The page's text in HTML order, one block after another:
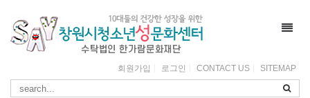
회원가입 로그인 CONTACT US SITEMAP